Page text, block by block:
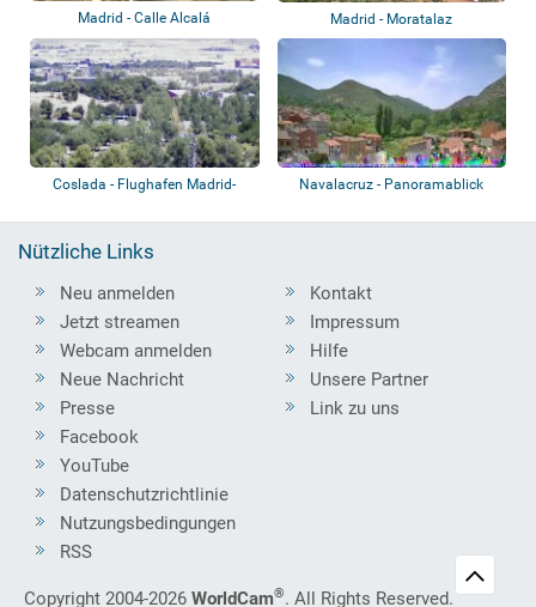
Madrid - Calle Alcalá Madrid - Moratalaz
Coslada - Flughafen Madrid-
Navalacruz - Panoramablick
Nützliche Links
Neu anmelden
Jetzt streamen
Webcam anmelden
Neue Nachricht
Presse
Kontakt
Impressum
Hilfe
Unsere Partner
Link zu uns
Facebook
YouTube
Datenschutzrichtlinie
Nutzungsbedingungen
RSS
Copyright 2004-2026 WorldCam®. All Rights Reserved.